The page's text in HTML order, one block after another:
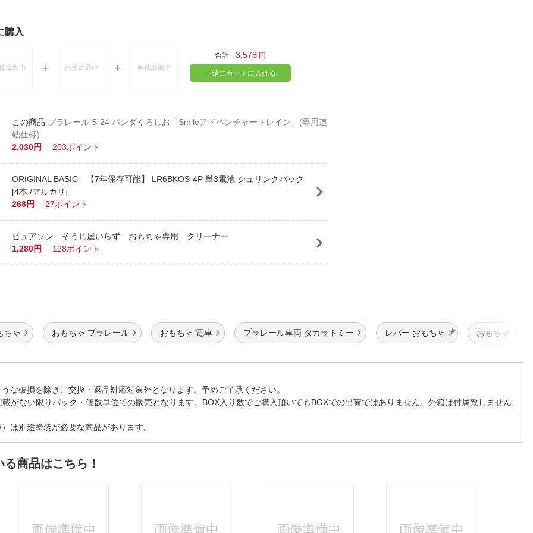
購入
合計 3,578 円
一緒にカートに入れる
プラレール S-24 パンダくろしお「Smileアドベンチャートレイン」(専用連
結仕様)
2,030円
203ポイント
ORIGINAL BASIC 【7年保存可能】 LR6BKOS-4P 単3電池 シュリンクパック
[4本 /アルカリ]
268円
27ポイント
ピュアソン そうじ屋いらず おもちゃ専用 クリーナー
1,280円
128ポイント
ちゃ おもちゃ プラレール おもちゃ 電車 プラレール車両 タカラトミー レバー おもちゃ おもちゃ トレ
破損を除き、交換・返品対応対象外となります。予めご了承ください。
がない限りパック・個数単位での販売となります。BOX入り数でご購入頂いてもBOXでの出荷ではありません。外箱は付属致しません
は別途塗装が必要な商品があります。
商品はこちら！